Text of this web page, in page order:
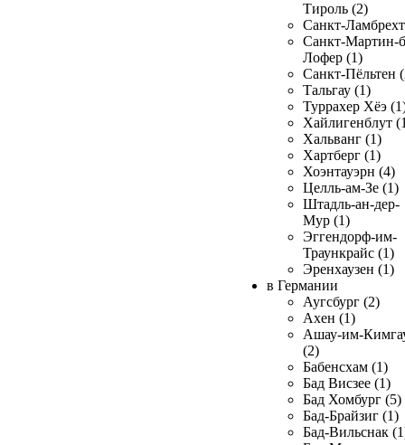
Тироль (2)
Санкт-
Санкт-Мартин-
Лофер (1)
Санкт-Пёльтен
Тальгау (1)
Туррахер Хёэ
Хайлигенблут
Хальванг (1)
Хартберг (1)
Хоэнтауэрн (4)
Целль-ам-Зе (1)
Штадль-ан-дер-
Мур (1)
Эггендорф-им-
Траункрайс (1)
Эренхаузен (1)
в Германии
Аугсбург (2)
Ахен (1)
Ашау-им-
(2)
Бабенсхам (1)
Бад Висзее (1)
Бад Хомбург (5)
Бад-Брайзиг (1)
Бад-Вильснак